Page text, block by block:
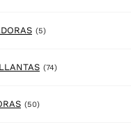
(5)5 products
(74)74 products
(50)50 products